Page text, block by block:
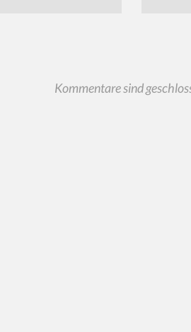
Kommentare sind